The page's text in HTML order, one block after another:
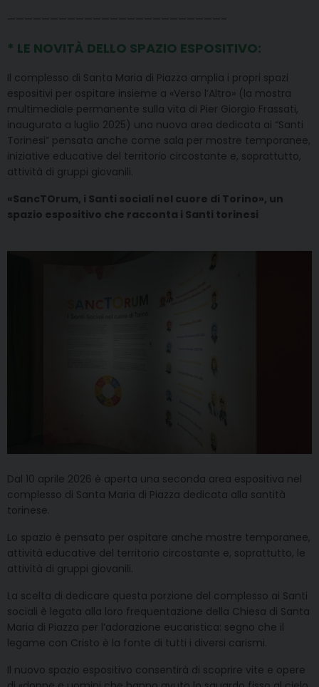
—————————————————————————–
* LE NOVITÀ DELLO SPAZIO ESPOSITIVO:
Il complesso di Santa Maria di Piazza amplia i propri spazi
espositivi per ospitare insieme a «Verso l’Altro» (la mostra
multimediale permanente sulla vita di Pier Giorgio Frassati,
inaugurata a luglio 2025) una nuova area dedicata ai “Santi
Torinesi” pensata anche come sala per mostre temporanee,
iniziative educative del territorio circostante e, soprattutto,
attività di gruppi giovanili.
«SancTOrum, i Santi sociali nel cuore di Torino», un
spazio espositivo che racconta i Santi torinesi
Dal 10 aprile 2026 è aperta una seconda area espositiva nel
complesso di Santa Maria di Piazza dedicata alla santità
torinese.
Lo spazio è pensato per ospitare anche mostre temporanee,
attività educative del territorio circostante e, soprattutto, le
attività di gruppi giovanili.
La scelta di dedicare questa porzione del complesso ai Santi
sociali è legata alla loro frequentazione della Chiesa di Santa
Maria di Piazza per l’adorazione eucaristica: segno che il
legame con Cristo è la fonte di tutti i diversi carismi.
Il nuovo spazio espositivo consentirà di scoprire vite e opere